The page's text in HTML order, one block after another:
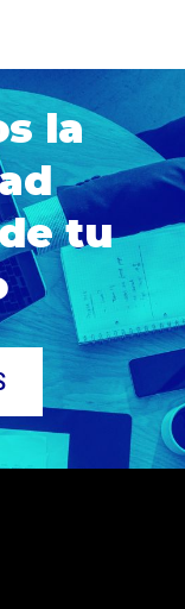
la
tu